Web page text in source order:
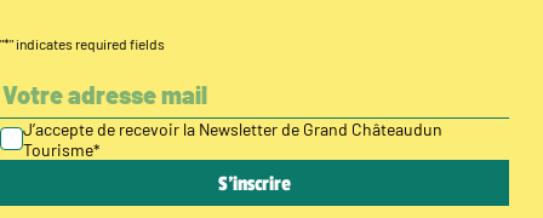
"*" indicates required fields
J’accepte de recevoir la Newsletter de Grand Châteaudun
Tourisme*